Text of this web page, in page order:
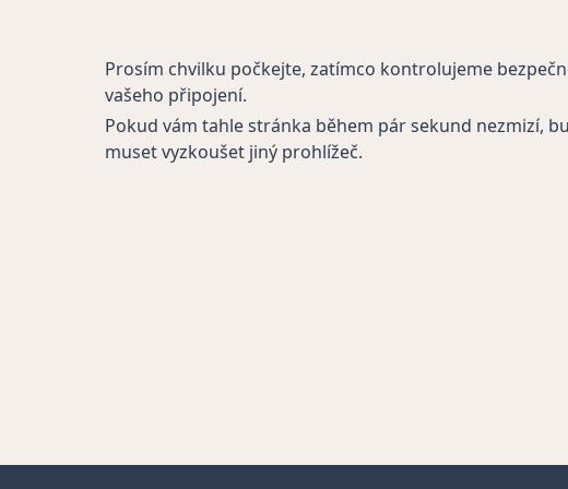
Prosím chvilku počkejte, zatímco kontrolujeme
vašeho připojení.
Pokud vám tahle stránka během pár sekund nezmizí,
muset vyzkoušet jiný prohlížeč.